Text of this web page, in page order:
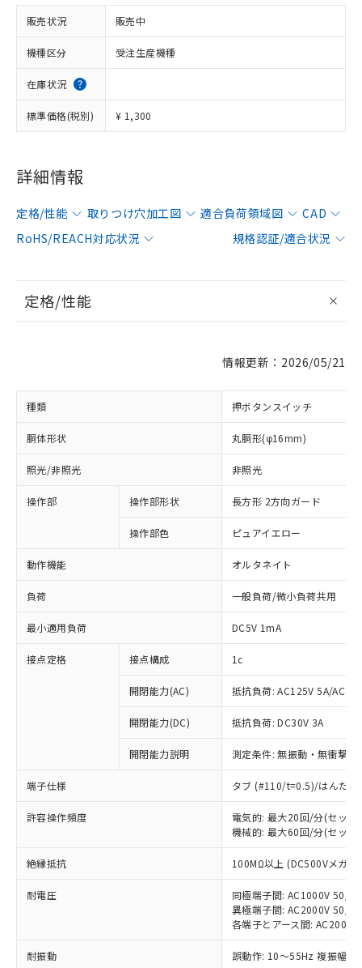
販売状況 販売中
機種区分 受注生産機種
在庫状況
標準価格(税別) ¥ 1,300
詳細情報
定格/性能 取りつけ穴加工図 適合負荷領域図
CAD
RoHS/REACH対応状況
規格認証/適合状況
定格/性能
情報更新：2026/05/21
種類 押ボタンスイッチ
胴体形状 丸胴形(φ16mm)
照光/非照光 非照光
操作部 操作部形状 長方形 2方向ガード
操作部色 ピュアイエロー
動作機能 オルタネイト
負荷 一般負荷/微小負荷共用
最小適用負荷 DC5V 1mA
接点定格 接点構成 1c
開閉能力(AC) 抵抗負荷: AC125V 5A/
開閉能力(DC) 抵抗負荷: DC30V 3A
開閉能力説明 測定条件: 無振動・無衝撃
端子仕様 タブ (#110/t=0.5)/はんだづ
許容操作頻度
電気的: 最大20回/分(セット
機械的: 最大60回/分(セット
絶縁抵抗 100MΩ以上 (DC500Vメガ)
耐電圧
同極端子間: AC1000V 50/
異極端子間: AC2000V 50/
各端子とアース間:
耐振動 誤動作: 10～55Hz 複振幅
対応済み：EU RoHS指令（10物質）の
非含有に対応した製品が提供可能な商品で
対応予定：EU RoHS指令（10物質）の非含
有に対応した製品に切り替える予定のある